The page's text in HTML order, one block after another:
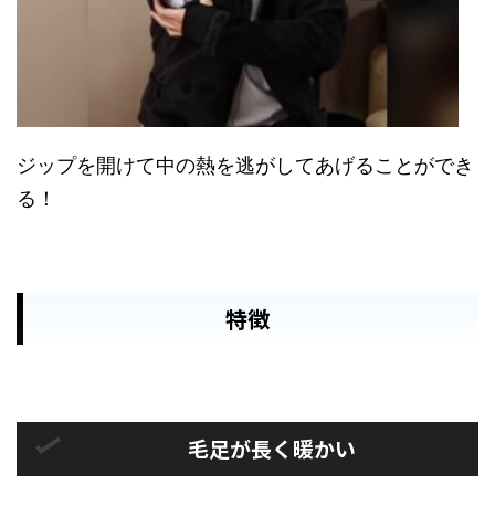
ジップを開けて中の熱を逃がしてあげることができ
る！
特徴
毛足が長く暖かい